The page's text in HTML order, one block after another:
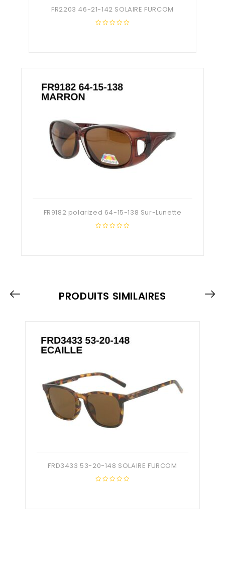
FR2203 46-21-142 SOLAIRE FURCOM
FR9182 polarized 64-15-138 Sur-Lunette
PRODUITS SIMILAIRES
FRD3433 53-20-148 SOLAIRE FURCOM